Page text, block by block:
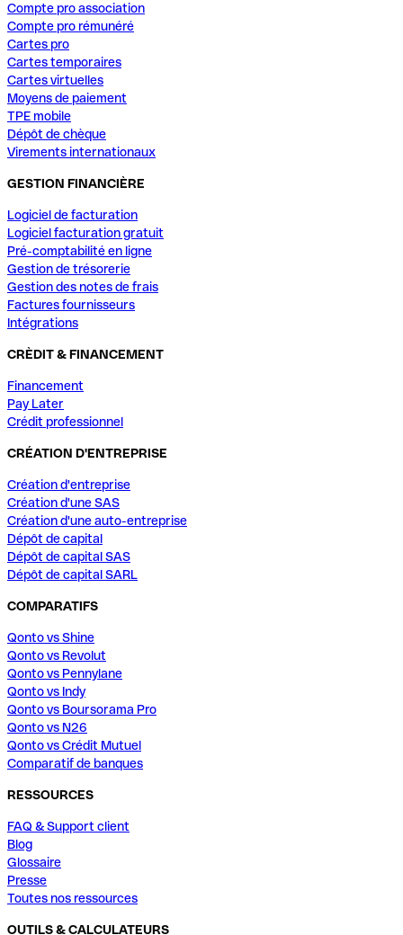
Compte pro association
Compte pro rémunéré
Cartes pro
Cartes temporaires
Cartes virtuelles
Moyens de paiement
TPE mobile
Dépôt de chèque
Virements internationaux
GESTION FINANCIÈRE
Logiciel de facturation
Logiciel facturation gratuit
Pré-comptabilité en ligne
Gestion de trésorerie
Gestion des notes de frais
Factures fournisseurs
Intégrations
CRÈDIT & FINANCEMENT
Financement
Pay Later
Crédit professionnel
CRÉATION D'ENTREPRISE
Création d'entreprise
Création d'une SAS
Création d'une auto-entreprise
Dépôt de capital
Dépôt de capital SAS
Dépôt de capital SARL
COMPARATIFS
Qonto vs Shine
Qonto vs Revolut
Qonto vs Pennylane
Qonto vs Indy
Qonto vs Boursorama Pro
Qonto vs N26
Qonto vs Crédit Mutuel
Comparatif de banques
RESSOURCES
FAQ & Support client
Blog
Glossaire
Presse
Toutes nos ressources
OUTILS & CALCULATEURS